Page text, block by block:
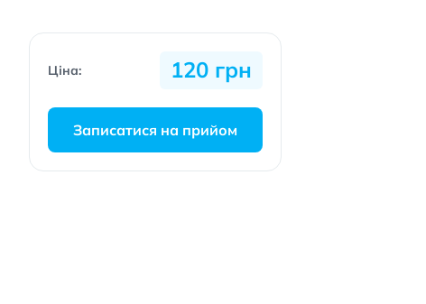
Ціна: 120 грн
Записатися на прийом